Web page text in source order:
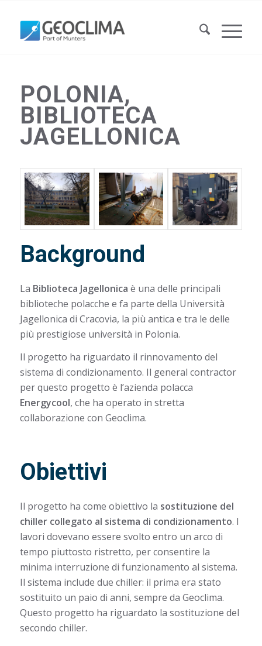
POLONIA,
BIBLIOTECA
JAGELLONICA
Background
La Biblioteca Jagellonica è una delle principali
biblioteche polacche e fa parte della Università
Jagellonica di Cracovia, la più antica e tra le delle
più prestigiose università in Polonia.
Il progetto ha riguardato il rinnovamento del
sistema di condizionamento. Il general contractor
per questo progetto è l’azienda polacca
Energycool, che ha operato in stretta
collaborazione con Geoclima.
Obiettivi
Il progetto ha come obiettivo la sostituzione del
chiller collegato al sistema di condizionamento. I
lavori dovevano essere svolto entro un arco di
tempo piuttosto ristretto, per consentire la
minima interruzione di funzionamento al sistema.
Il sistema include due chiller: il prima era stato
sostituito un paio di anni, sempre da Geoclima.
Questo progetto ha riguardato la sostituzione del
secondo chiller.